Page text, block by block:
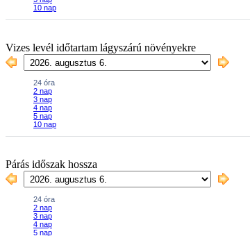
Vizes levél időtartam lágyszárú növényekre
Párás időszak hossza